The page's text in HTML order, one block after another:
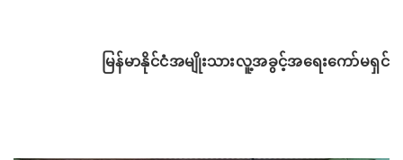
မြန်မာနိုင်ငံအမျိုးသားလူ့အခွင့်အရေးကော်မရှင်